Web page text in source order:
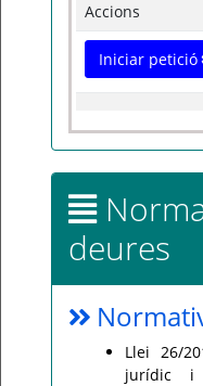
Accions
Iniciar petició
deures
Llei 26/
jurídic i